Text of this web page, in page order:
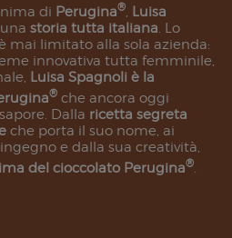
di Perugina®, Luisa
storia tutta italiana. Lo
mai limitato alla sola azienda:
innovativa tutta femminile,
Luisa Spagnoli è la
®che ancora oggi
Dalla ricetta segreta
che porta il suo nome, ai
e dalla sua creatività,
del cioccolato Perugina®.